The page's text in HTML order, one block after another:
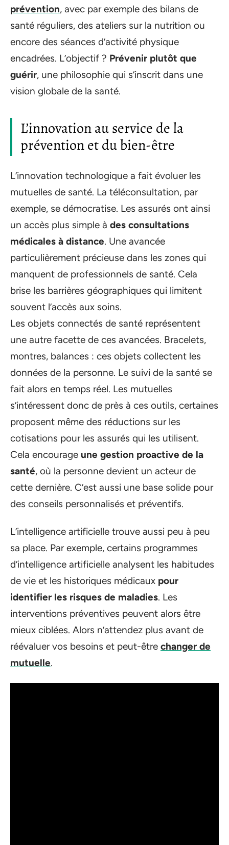
prévention, avec par exemple des bilans de
santé réguliers, des ateliers sur la nutrition ou
encore des séances d’activité physique
encadrées. L’objectif ? Prévenir plutôt que
guérir, une philosophie qui s’inscrit dans une
vision globale de la santé.
L’innovation au service de la
prévention et du bien-être
L’innovation technologique a fait évoluer les
mutuelles de santé. La téléconsultation, par
exemple, se démocratise. Les assurés ont ainsi
un accès plus simple à des consultations
médicales à distance. Une avancée
particulièrement précieuse dans les zones qui
manquent de professionnels de santé. Cela
brise les barrières géographiques qui limitent
souvent l’accès aux soins.
Les objets connectés de santé représentent
une autre facette de ces avancées. Bracelets,
montres, balances : ces objets collectent les
données de la personne. Le suivi de la santé se
fait alors en temps réel. Les mutuelles
s’intéressent donc de près à ces outils, certaines
proposent même des réductions sur les
cotisations pour les assurés qui les utilisent.
Cela encourage une gestion proactive de la
santé, où la personne devient un acteur de
cette dernière. C’est aussi une base solide pour
des conseils personnalisés et préventifs.
L’intelligence artificielle trouve aussi peu à peu
sa place. Par exemple, certains programmes
d’intelligence artificielle analysent les habitudes
de vie et les historiques médicaux pour
identifier les risques de maladies. Les
interventions préventives peuvent alors être
mieux ciblées. Alors n’attendez plus avant de
réévaluer vos besoins et peut-être changer de
mutuelle.